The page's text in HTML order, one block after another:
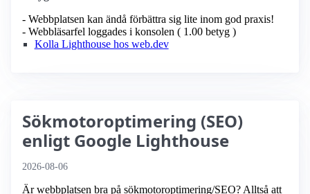
- Webbplatsen kan ändå förbättra sig lite inom god praxis!
- Webbläsarfel loggades i konsolen ( 1.00 betyg )
Kolla Lighthouse hos web.dev
Sökmotoroptimering (SEO)
enligt Google Lighthouse
2026-08-06
Är webbplatsen bra på sökmotoroptimering/SEO? Alltså att